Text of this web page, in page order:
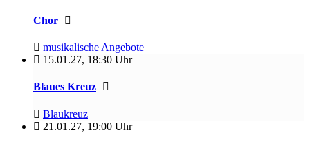
Chor
musikalische Angebote
15.01.27, 18:30 Uhr
Blaues Kreuz
Blaukreuz
21.01.27, 19:00 Uhr